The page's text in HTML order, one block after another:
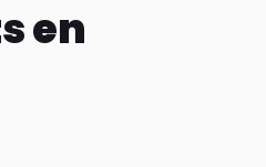
en